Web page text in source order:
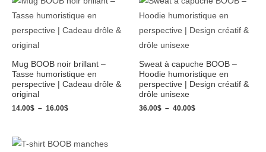
Mug BOOB noir brillant –
Tasse humoristique en
perspective | Cadeau drôle &
original
14.00$ – 16.00$
prix :
14.00$
à
Sweat à capuche BOOB –
Hoodie humoristique en
perspective | Design créatif &
drôle unisexe
36.00$ – 40.00$
prix :
36.00$
à
Plage